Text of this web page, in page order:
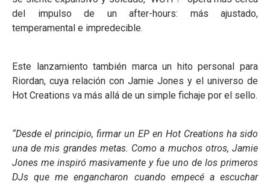
del impulso de un after-hours: más ajustado,
temperamental e impredecible.
Este lanzamiento también marca un hito personal para
Riordan, cuya relación con Jamie Jones y el universo de
Hot Creations va más allá de un simple fichaje por el sello.
“Desde el principio, firmar un EP en Hot Creations ha sido
una de mis grandes metas. Como a muchos otros, Jamie
Jones me inspiró masivamente y fue uno de los primeros
DJs que me engancharon cuando empecé a escuchar